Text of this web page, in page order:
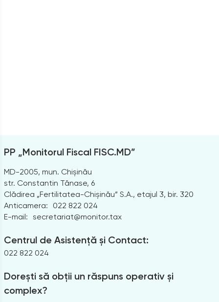
PP „Monitorul Fiscal FISC.MD”
MD-2005, mun. Chișinău
str. Constantin Tănase, 6
Clădirea „Fertilitatea-Chișinău” S.A., etajul 3, bir. 320
Anticamera:
022 822 024
E-mail: secretariat@monitor.tax
Centrul de Asistență și Contact:
022 822 024
Dorești să obții un răspuns operativ și
complex?